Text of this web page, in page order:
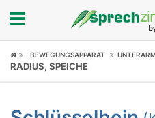
FokusBEWEGUNGSAPPARAT
RADIUS, SPEICHE